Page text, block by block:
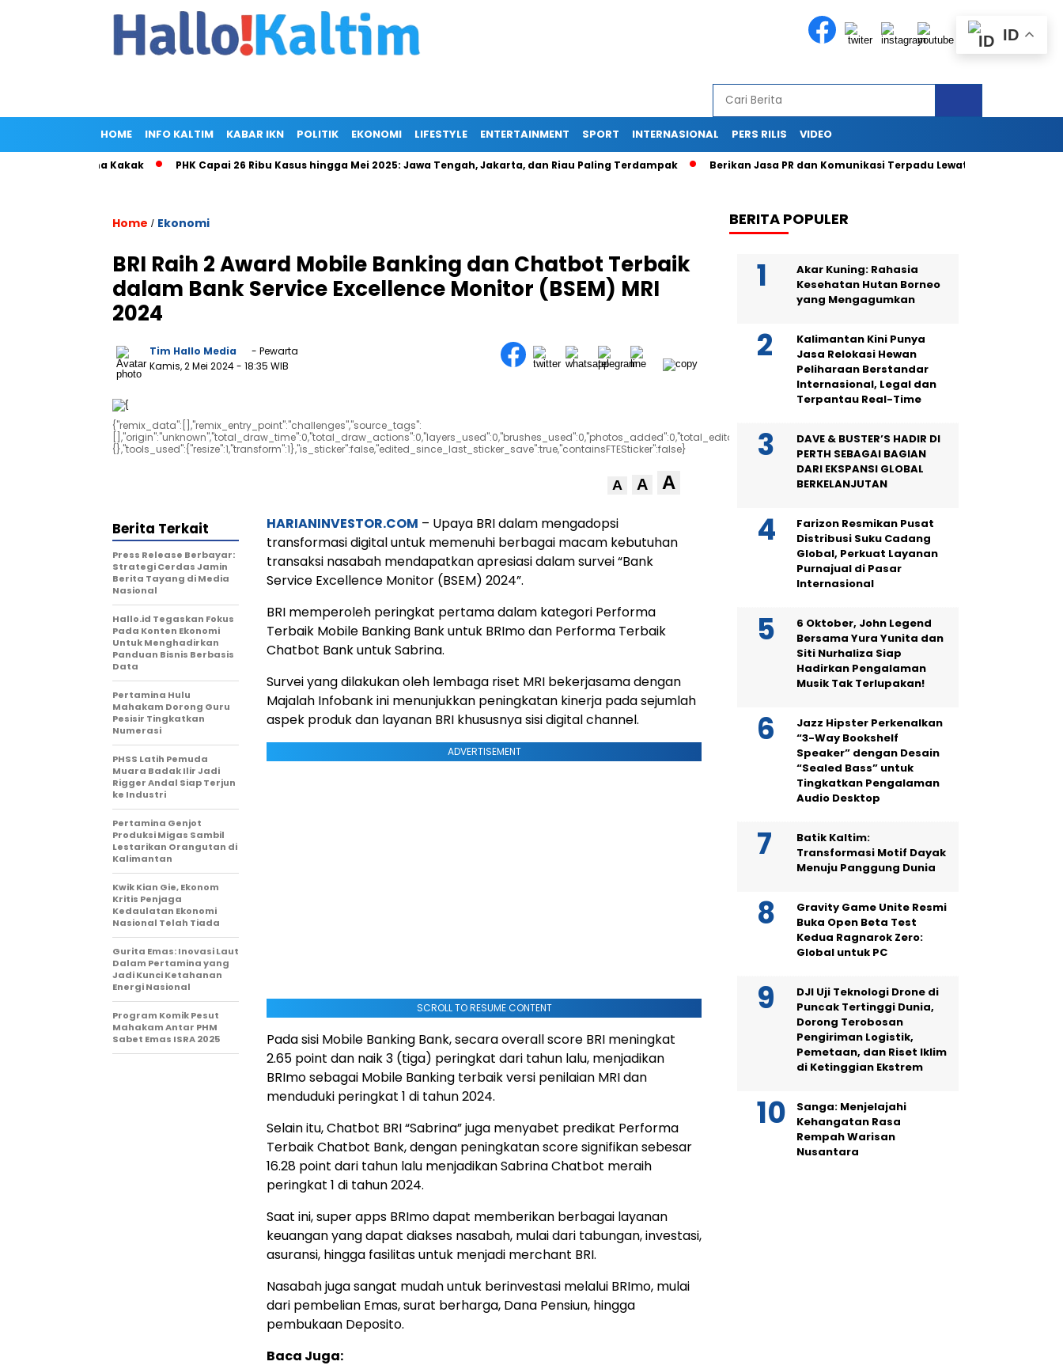
HOME INFO KALTIM KABAR IKN POLITIK EKONOMI LIFESTYLE ENTERTAINMENT SPORT INTERNASIONAL PERS RILIS VIDEO
Cuma Kakak PHK Capai 26 Ribu Kasus hingga Mei 2025: Jawa Tengah, Jakarta, dan Riau Paling Terdampak Berikan Jasa PR dan Komunikasi Terpadu Lewat Press Release,
Home / Ekonomi
BRI Raih 2 Award Mobile Banking dan Chatbot Terbaik
dalam Bank Service Excellence Monitor (BSEM) MRI
2024
Tim Hallo Media
- Pewarta
Kamis, 2 Mei 2024- 18:35 WIB
{"remix_data":[],"remix_entry_point":"challenges","source_tags":
[],"origin":"unknown","total_draw_time":0,"total_draw_actions":0,"layers_used":0,"brushes_used":0,"photos_added":0,"total_editor_actions":
{},"tools_used":{"resize":1,"transform":1},"is_sticker":false,"edited_since_last_sticker_save":true,"containsFTESticker":false}
A A A
HARIANINVESTOR.COM – Upaya BRI dalam mengadopsi
transformasi digital untuk memenuhi berbagai macam kebutuhan
transaksi nasabah mendapatkan apresiasi dalam survei “Bank
Service Excellence Monitor (BSEM) 2024”.
BRI memperoleh peringkat pertama dalam kategori Performa
Terbaik Mobile Banking Bank untuk BRImo dan Performa Terbaik
Chatbot Bank untuk Sabrina.
Survei yang dilakukan oleh lembaga riset MRI bekerjasama dengan
Majalah Infobank ini menunjukkan peningkatan kinerja pada sejumlah
aspek produk dan layanan BRI khususnya sisi digital channel.
ADVERTISEMENT
SCROLL TO RESUME CONTENT
Pada sisi Mobile Banking Bank, secara overall score BRI meningkat
2.65 point dan naik 3 (tiga) peringkat dari tahun lalu, menjadikan
BRImo sebagai Mobile Banking terbaik versi penilaian MRI dan
menduduki peringkat 1 di tahun 2024.
Selain itu, Chatbot BRI “Sabrina” juga menyabet predikat Performa
Terbaik Chatbot Bank, dengan peningkatan score signifikan sebesar
16.28 point dari tahun lalu menjadikan Sabrina Chatbot meraih
peringkat 1 di tahun 2024.
Saat ini, super apps BRImo dapat memberikan berbagai layanan
keuangan yang dapat diakses nasabah, mulai dari tabungan, investasi,
asuransi, hingga fasilitas untuk menjadi merchant BRI.
Nasabah juga sangat mudah untuk berinvestasi melalui BRImo, mulai
dari pembelian Emas, surat berharga, Dana Pensiun, hingga
pembukaan Deposito.
Baca Juga:
Berita Terkait
Press Release Berbayar:
Strategi Cerdas Jamin
Berita Tayang di Media
Nasional
Hallo.id Tegaskan Fokus
Pada Konten Ekonomi
Untuk Menghadirkan
Panduan Bisnis Berbasis
Data
Pertamina Hulu
Mahakam Dorong Guru
Pesisir Tingkatkan
Numerasi
PHSS Latih Pemuda
Muara Badak Ilir Jadi
Rigger Andal Siap Terjun
ke Industri
Pertamina Genjot
Produksi Migas Sambil
Lestarikan Orangutan di
Kalimantan
Kwik Kian Gie, Ekonom
Kritis Penjaga
Kedaulatan Ekonomi
Nasional Telah Tiada
Gurita Emas: Inovasi Laut
Dalam Pertamina yang
Jadi Kunci Ketahanan
Energi Nasional
Program Komik Pesut
Mahakam Antar PHM
Sabet Emas ISRA 2025
BERITA POPULER
Akar Kuning: Rahasia
Kesehatan Hutan Borneo
yang Mengagumkan
Kalimantan Kini Punya
Jasa Relokasi Hewan
Peliharaan Berstandar
Internasional, Legal dan
Terpantau Real-Time
DAVE & BUSTER’S HADIR DI
PERTH SEBAGAI BAGIAN
DARI EKSPANSI GLOBAL
BERKELANJUTAN
Farizon Resmikan Pusat
Distribusi Suku Cadang
Global, Perkuat Layanan
Purnajual di Pasar
Internasional
6 Oktober, John Legend
Bersama Yura Yunita dan
Siti Nurhaliza Siap
Hadirkan Pengalaman
Musik Tak Terlupakan!
Jazz Hipster Perkenalkan
“3-Way Bookshelf
Speaker” dengan Desain
“Sealed Bass” untuk
Tingkatkan Pengalaman
Audio Desktop
Batik Kaltim:
Transformasi Motif Dayak
Menuju Panggung Dunia
Gravity Game Unite Resmi
Buka Open Beta Test
Kedua Ragnarok Zero:
Global untuk PC
DJI Uji Teknologi Drone di
Puncak Tertinggi Dunia,
Dorong Terobosan
Pengiriman Logistik,
Pemetaan, dan Riset Iklim
di Ketinggian Ekstrem
Sanga: Menjelajahi
Kehangatan Rasa
Rempah Warisan
Nusantara
ID